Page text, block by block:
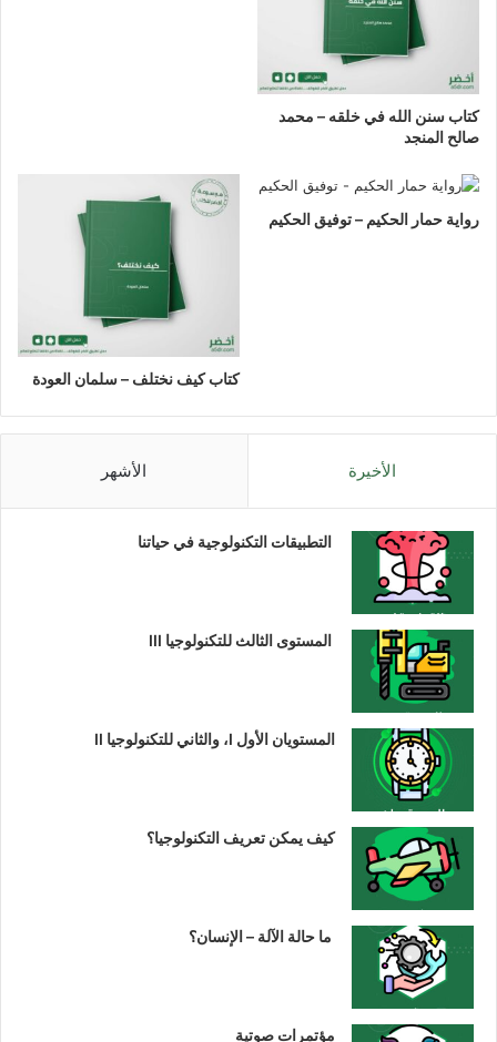
كتاب سنن الله في خلقه – محمد
صالح المنجد
رواية حمار الحكيم – توفيق الحكيم
كتاب كيف نختلف – سلمان العودة
الأخيرة الأشهر
التطبيقات التكنولوجية في حياتنا
المستوى الثالث للتكنولوجيا III
المستويان الأول I، والثاني للتكنولوجيا II
كيف يمكن تعريف التكنولوجيا؟
ما حالة الآلة – الإنسان؟
مؤتمرات صوتية